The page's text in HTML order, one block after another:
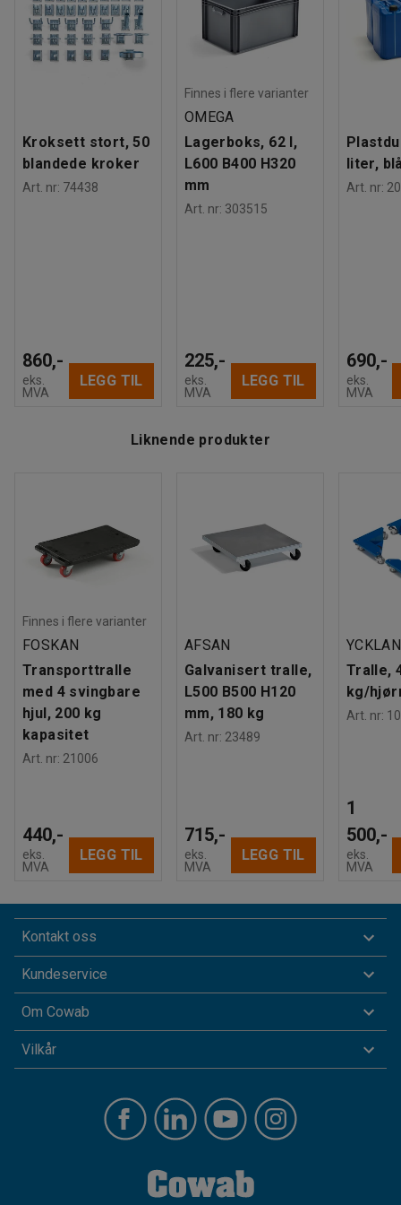
den ene kortsiden.
Kroksett stort, 50
blandede kroker
Art. nr: 74438
860,-
eks.
MVA
LEGG TIL
Finnes i flere varianter
OMEGA
Lagerboks, 62 l,
L600 B400 H320
mm
Art. nr: 303515
225,-
eks.
MVA
LEGG TIL
liter,
Art. nr:
690,-
eks.
MVA
Liknende produkter
Finnes i flere varianter
FOSKAN
Transporttralle
med 4 svingbare
hjul, 200 kg
kapasitet
Art. nr: 21006
440,-
eks.
MVA
LEGG TIL
AFSAN
Galvanisert tralle,
L500 B500 H120
mm, 180 kg
Art. nr: 23489
715,-
eks.
MVA
LEGG TIL
YCKLAN
Tralle,
kg/
Art. nr:
1
500,-
eks.
MVA
Kontakt oss
Kundeservice
Om Cowab
Vilkår